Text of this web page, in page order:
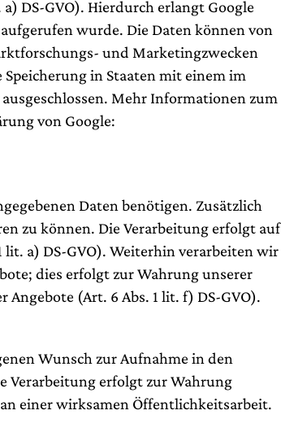
DS-GVO). Hierdurch erlangt Google
wurde. Die Daten können von
und Marketingzwecken
in Staaten mit einem im
Mehr Informationen zum
von Google:
Daten benötigen. Zusätzlich
zu können. Die Verarbeitung erfolgt auf
a) DS-GVO). Weiterhin verarbeiten wir
dies erfolgt zur Wahrung unserer
(Art. 6 Abs. 1 lit. f) DS-GVO).
Wunsch zur Aufnahme in den
Verarbeitung erfolgt zur Wahrung
einer wirksamen Öffentlichkeitsarbeit.